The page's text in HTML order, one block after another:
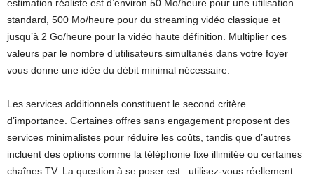
estimation réaliste est d’environ 50 Mo/heure pour une utilisation
standard, 500 Mo/heure pour du streaming vidéo classique et
jusqu’à 2 Go/heure pour la vidéo haute définition. Multiplier ces
valeurs par le nombre d’utilisateurs simultanés dans votre foyer
vous donne une idée du débit minimal nécessaire.
Les services additionnels constituent le second critère
d’importance. Certaines offres sans engagement proposent des
services minimalistes pour réduire les coûts, tandis que d’autres
incluent des options comme la téléphonie fixe illimitée ou certaines
chaînes TV. La question à se poser est : utilisez-vous réellement